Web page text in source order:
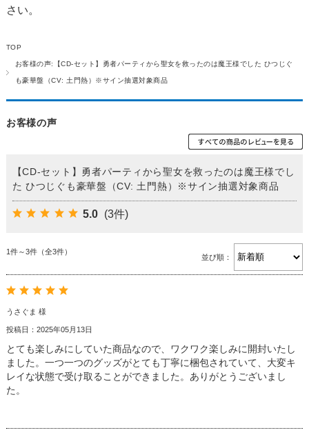
さい。
TOP
お客様の声:【CD-セット】勇者パーティから聖女を救ったのは魔王様でした ひつじぐ
も豪華盤（CV: 土門熱）※サイン抽選対象商品
お客様の声
【CD-セット】勇者パーティから聖女を救ったのは魔王様でし
た ひつじぐも豪華盤（CV: 土門熱）※サイン抽選対象商品
5.0 (3件)
1件～3件（全3件）
並び順：
うさぐま 様
投稿日：2025年05月13日
とても楽しみにしていた商品なので、ワクワク楽しみに開封いたし
ました。一つ一つのグッズがとても丁寧に梱包されていて、大変キ
レイな状態で受け取ることができました。ありがとうございまし
た。